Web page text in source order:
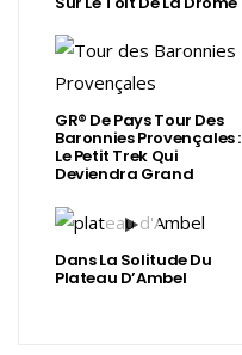
GR® De Pays Tour Des
Baronnies Provençales :
Le Petit Trek Qui
Deviendra Grand
Dans La Solitude Du
Plateau D’Ambel